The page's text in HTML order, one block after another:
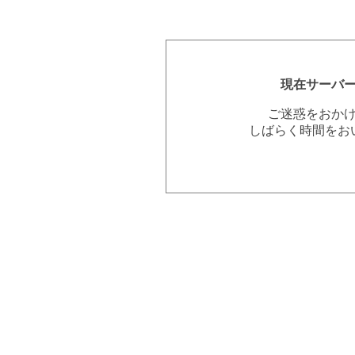
現在サーバ
ご迷惑をおか
しばらく時間を